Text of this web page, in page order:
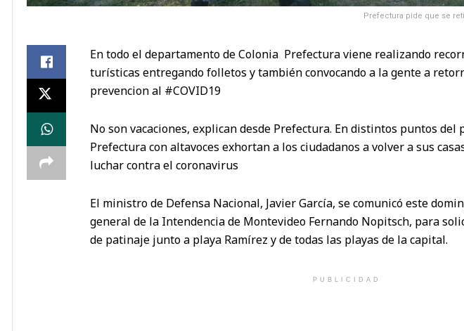
Prefectura pide que se
En todo el departamento de Colonia Prefectura viene realizando
turísticas entregando folletos y también convocando a la gente a
prevencion al #COVID19
No son vacaciones, explican desde Prefectura. En distintos puntos del
Prefectura con altavoces exhortan a los ciudadanos a volver a sus
luchar contra el coronavirus
El ministro de Defensa Nacional, Javier García, se comunicó este
general de la Intendencia de Montevideo Fernando Nopitsch, para
de patinaje junto a playa Ramírez y de todas las playas de la capital.
PUBLICIDAD